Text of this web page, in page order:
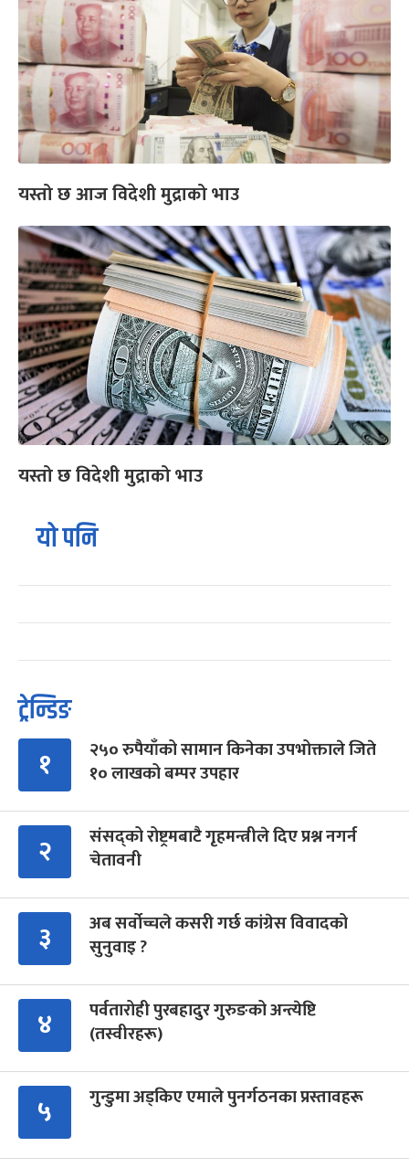
यस्तो छ आज विदेशी मुद्राको भाउ
यस्तो छ विदेशी मुद्राको भाउ
यो पनि
ट्रेन्डिङ
१
२५० रुपैयाँको सामान किनेका उपभोक्ताले जिते
१० लाखको बम्पर उपहार
२
संसद्को रोष्ट्रमबाटै गृहमन्त्रीले दिए प्रश्न नगर्न
चेतावनी
३
अब सर्वोच्चले कसरी गर्छ कांग्रेस विवादको
सुनुवाइ ?
४
पर्वतारोही पुरबहादुर गुरुङको अन्त्येष्टि
(तस्वीरहरू)
५ गुन्डुमा अड्किए एमाले पुनर्गठनका प्रस्तावहरू